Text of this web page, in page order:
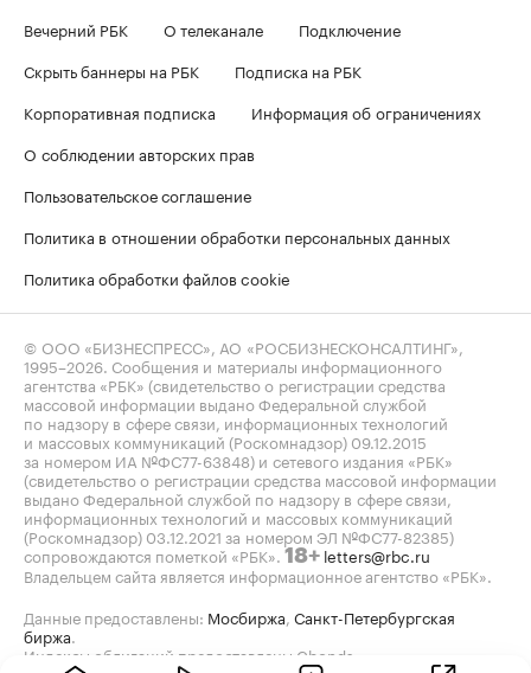
Вечерний РБК
О телеканале
Подключение
Скрыть баннеры на РБК
Подписка на РБК
Корпоративная подписка
Информация об ограничениях
О соблюдении авторских прав
Пользовательское соглашение
Политика в отношении обработки персональных данных
Политика обработки файлов cookie
© ООО «БИЗНЕСПРЕСС», АО «РОСБИЗНЕСКОНСАЛТИНГ»,
1995–2026 . Сообщения и материалы информационного
агентства «РБК» (свидетельство о регистрации средства
массовой информации выдано Федеральной службой
по надзору в сфере связи, информационных технологий
и массовых коммуникаций (Роскомнадзор) 09.12.2015
за номером ИА №ФС77-63848) и сетевого издания «РБК»
(свидетельство о регистрации средства массовой информации
выдано Федеральной службой по надзору в сфере связи,
информационных технологий и массовых коммуникаций
(Роскомнадзор) 03.12.2021 за номером ЭЛ №ФС77-82385)
сопровождаются пометкой «РБК». 18+ letters@rbc.ru
Владельцем сайта является информационное агентство «РБК».
Данные предоставлены: Мосбиржа Санкт-Петербургская
биржа
Индексы облигаций предоставлены Cbonds.